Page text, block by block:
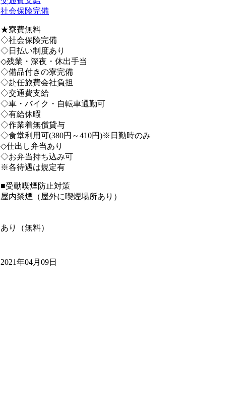
社会保険完備
★寮費無料
◇社会保険完備
◇日払い制度あり
◇残業・深夜・休出手当
◇備品付きの寮完備
◇赴任旅費会社負担
◇交通費支給
◇車・バイク・自転車通勤可
◇有給休暇
◇作業着無償貸与
◇食堂利用可(380円～410円)※日勤時のみ
◇仕出し弁当あり
◇お弁当持ち込み可
※各待遇は規定有
■受動喫煙防止対策
屋内禁煙（屋外に喫煙場所あり）
あり（無料）
2021年04月09日